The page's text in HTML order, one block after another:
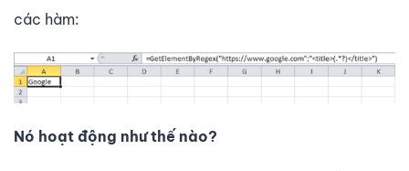
các hàm:
Nó hoạt động như thế nào?